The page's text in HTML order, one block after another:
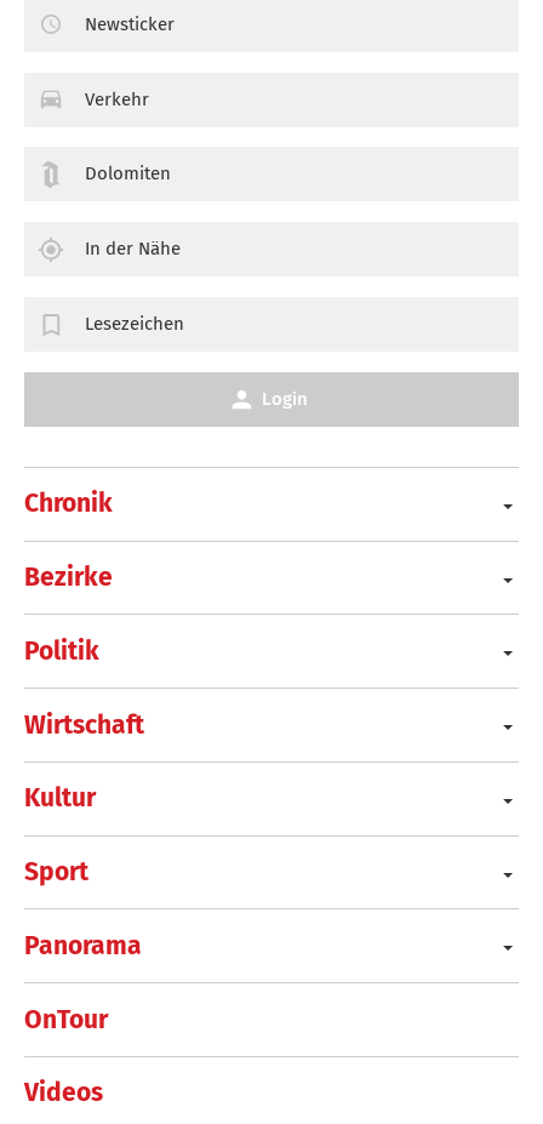
Chronik
Bezirke
Politik
Wirtschaft
Kultur
Sport
Panorama
OnTour
Videos
Newsticker
Verkehr
Dolomiten
In der Nähe
Lesezeichen
Login